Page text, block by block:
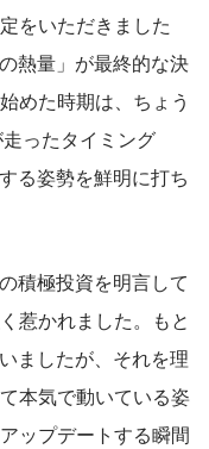
をいただきました
熱量」が最終的な決
めた時期は、ちょう
ったタイミング
る姿勢を鮮明に打ち
積極投資を明言して
惹かれました。もと
ましたが、それを理
本気で動いている姿
ップデートする瞬間